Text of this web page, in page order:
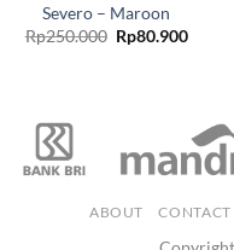
Severo – Maroon
Rp250.000 Rp80.900
ABOUT CONTACT